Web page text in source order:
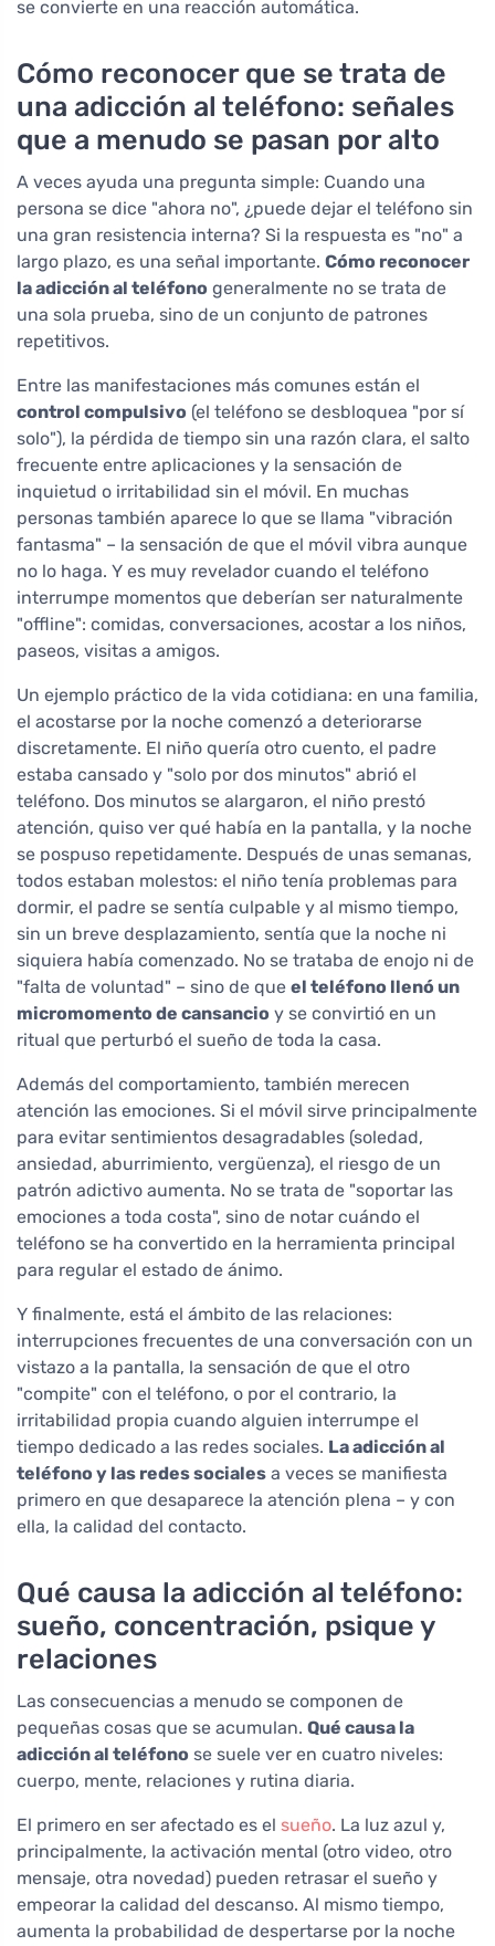
se convierte en una reacción automática.
Cómo reconocer que se trata de
una adicción al teléfono: señales
que a menudo se pasan por alto
A veces ayuda una pregunta simple: Cuando una
persona se dice "ahora no", ¿puede dejar el teléfono sin
una gran resistencia interna? Si la respuesta es "no" a
largo plazo, es una señal importante. Cómo reconocer
la adicción al teléfono generalmente no se trata de
una sola prueba, sino de un conjunto de patrones
repetitivos.
Entre las manifestaciones más comunes están el
control compulsivo (el teléfono se desbloquea "por sí
solo"), la pérdida de tiempo sin una razón clara, el salto
frecuente entre aplicaciones y la sensación de
inquietud o irritabilidad sin el móvil. En muchas
personas también aparece lo que se llama "vibración
fantasma" – la sensación de que el móvil vibra aunque
no lo haga. Y es muy revelador cuando el teléfono
interrumpe momentos que deberían ser naturalmente
"offline": comidas, conversaciones, acostar a los niños,
paseos, visitas a amigos.
Un ejemplo práctico de la vida cotidiana: en una familia,
el acostarse por la noche comenzó a deteriorarse
discretamente. El niño quería otro cuento, el padre
estaba cansado y "solo por dos minutos" abrió el
teléfono. Dos minutos se alargaron, el niño prestó
atención, quiso ver qué había en la pantalla, y la noche
se pospuso repetidamente. Después de unas semanas,
todos estaban molestos: el niño tenía problemas para
dormir, el padre se sentía culpable y al mismo tiempo,
sin un breve desplazamiento, sentía que la noche ni
siquiera había comenzado. No se trataba de enojo ni de
"falta de voluntad" – sino de que el teléfono llenó un
micromomento de cansancio y se convirtió en un
ritual que perturbó el sueño de toda la casa.
Además del comportamiento, también merecen
atención las emociones. Si el móvil sirve principalmente
para evitar sentimientos desagradables (soledad,
ansiedad, aburrimiento, vergüenza), el riesgo de un
patrón adictivo aumenta. No se trata de "soportar las
emociones a toda costa", sino de notar cuándo el
teléfono se ha convertido en la herramienta principal
para regular el estado de ánimo.
Y finalmente, está el ámbito de las relaciones:
interrupciones frecuentes de una conversación con un
vistazo a la pantalla, la sensación de que el otro
"compite" con el teléfono, o por el contrario, la
irritabilidad propia cuando alguien interrumpe el
tiempo dedicado a las redes sociales. La adicción al
teléfono y las redes sociales a veces se manifiesta
primero en que desaparece la atención plena – y con
ella, la calidad del contacto.
Qué causa la adicción al teléfono:
sueño, concentración, psique y
relaciones
Las consecuencias a menudo se componen de
pequeñas cosas que se acumulan. Qué causa la
adicción al teléfono se suele ver en cuatro niveles:
cuerpo, mente, relaciones y rutina diaria.
El primero en ser afectado es el sueño. La luz azul y,
principalmente, la activación mental (otro video, otro
mensaje, otra novedad) pueden retrasar el sueño y
empeorar la calidad del descanso. Al mismo tiempo,
aumenta la probabilidad de despertarse por la noche